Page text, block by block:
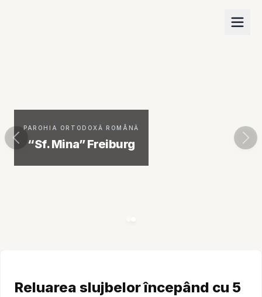
PAROHIA ORTODOXĂ ROMÂNĂ
“Sf. Mina” Freiburg
Reluarea slujbelor începând cu 5